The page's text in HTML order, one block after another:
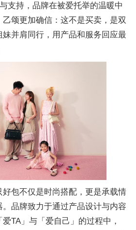
支持，品牌在被爱托举的温暖中
颂更加确信：这不是买卖，是双
并肩同行，用产品和服务回应最
好包不仅是时尚搭配，更是承载情
品牌致力于通过产品设计与内容
TA」与「爱自己」的过程中，